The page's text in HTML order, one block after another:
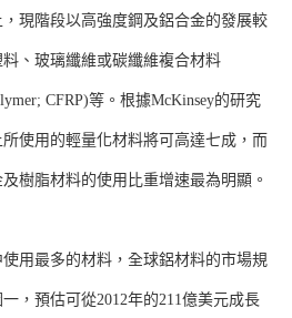
現階段以高強度鋼及鋁合金的發展較
、玻璃纖維或碳纖維複合材料
CFRP)等。根據McKinsey的研究
使用的輕量化材料將可高達七成，而
樹脂材料的使用比重增速最為明顯。
用最多的材料，全球鋁材料的市場規
，預估可從2012年的211億美元成長